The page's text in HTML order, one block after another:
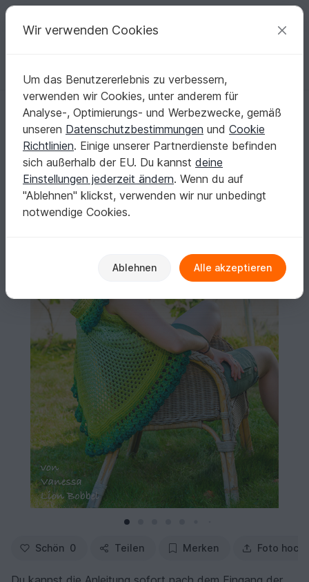
Deine kreativen Ideen
Deutsch | € (EUR) einloggen Kostenlos registrieren
Startseite Häkeln Damen Seelenwärmer
Anleitung: Seelenwärmer "5 Star" - Alle Gößen
Anleitung: Seelenwärmer "5 Star" - Alle Gößen
Schön 0 Teilen Merken Foto
Wir verwenden Cookies
Um das Benutzererlebnis zu verbessern,
verwenden wir Cookies, unter anderem für
Analyse-, Optimierungs- und Werbezwecke, gemäß
unseren Datenschutzbestimmungen und Cookie
Richtlinien. Einige unserer Partnerdienste befinden
sich außerhalb der EU. Du kannst deine
Einstellungen jederzeit ändern. Wenn du auf
"Ablehnen" klickst, verwenden wir nur unbedingt
notwendige Cookies.
Ablehnen Alle akzeptieren